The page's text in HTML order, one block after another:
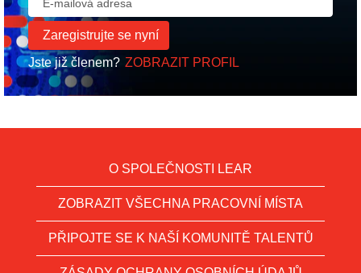
Jste již členem? ZOBRAZIT PROFIL
O SPOLEČNOSTI LEAR
ZOBRAZIT VŠECHNA PRACOVNÍ MÍSTA
PŘIPOJTE SE K NAŠÍ KOMUNITĚ TALENTŮ